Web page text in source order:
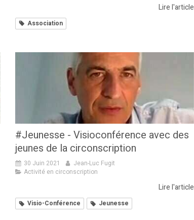
Lire l'article
Association
#Jeunesse - Visioconférence avec des
jeunes de la circonscription
30 Juin 2021
Jean-Luc Fugit
Activité en circonscription
Lire l'article
Visio-Conférence Jeunesse